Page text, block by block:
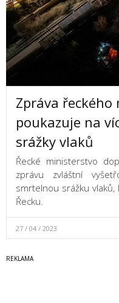
Zpráva
poukazuje na
srážky vlaků
Řecké ministerstvo
zprávu zvláštní
smrtelnou srážku
Řecku.
27 / 04 / 2023